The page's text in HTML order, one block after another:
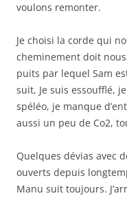
voulons remonter.
Je choisi la corde qui
cheminement doit
puits par lequel Sam
suit, Je suis essoufflé,
spéléo, je manque
aussi un peu de Co2,
Quelques dévias avec
ouverts depuis
Manu suit toujours.